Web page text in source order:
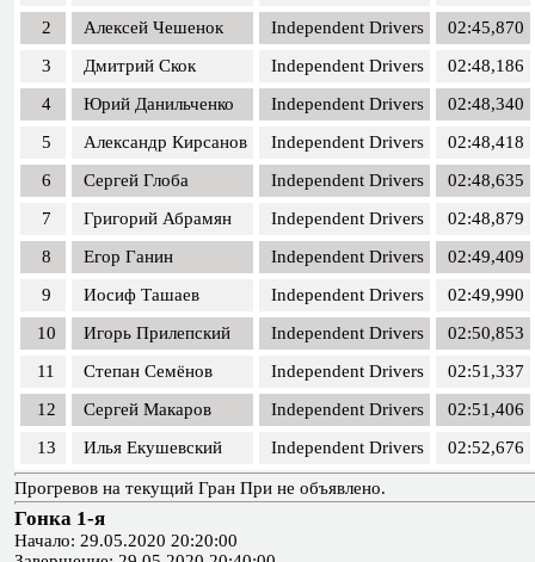
2
Алексей Чешенок Independent Drivers
02:45,870
3
Дмитрий Скок Independent Drivers
02:48,186
4
Юрий Данильченко Independent Drivers
02:48,340
5
Александр Кирсанов Independent Drivers
02:48,418
6
Сергей Глоба Independent Drivers
02:48,635
7
Григорий Абрамян Independent Drivers
02:48,879
8
Егор Ганин Independent Drivers
02:49,409
9
Иосиф Ташаев Independent Drivers
02:49,990
10
Игорь Прилепский Independent Drivers
02:50,853
11
Степан Семёнов Independent Drivers
02:51,337
12
Сергей Макаров Independent Drivers
02:51,406
13
Илья Екушевский Independent Drivers 02:52,676
Прогревов на текущий Гран При не объявлено.
Гонка 1-я
Начало: 29.05.2020 20:20:00